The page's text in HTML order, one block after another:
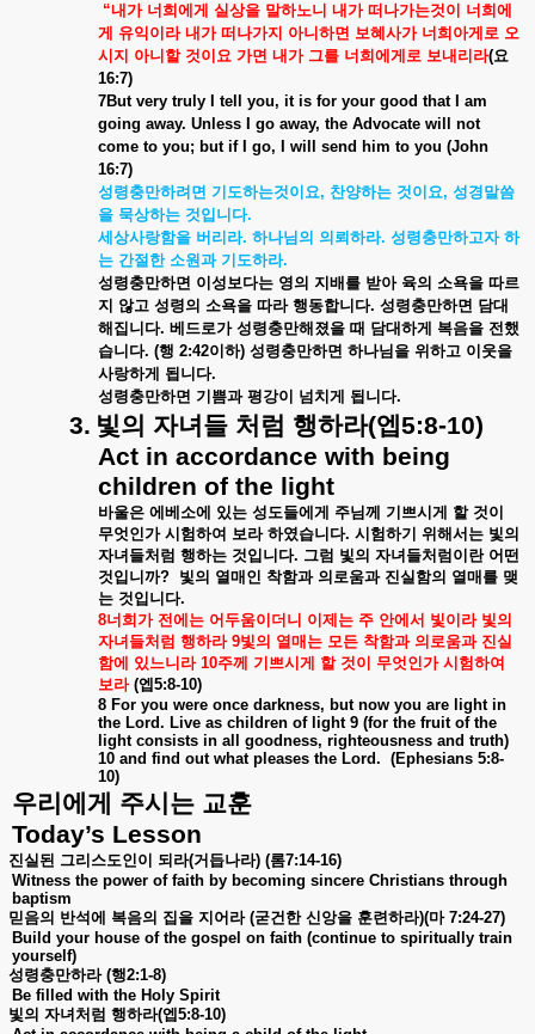
“내가 너희에게 실상을 말하노니 내가 떠나가는것이
너희에
게 유익이라 내가 떠나가지 아니하면 보혜사가 너희아게로 오
시지 아니할 것이요 가면 내가 그를 너희에게로 보내리라(요
16:7)
7But very truly I tell you, it is for your good that I am
going away. Unless I go away, the Advocate will not
come to you; but if I go, I will send him to you (John
16:7)
성령충만하려면 기도하는것이요, 찬양하는 것이요, 성경말씀
을 묵상하는 것입니다.
세상사랑함을 버리라. 하나님의 의뢰하라. 성령충만하고자 하
는 간절한 소원과 기도하라.
성령충만하면 이성보다는 영의 지배를 받아 육의 소욕을 따르
지 않고 성령의 소욕을 따라 행동합니다. 성령충만하면 담대
해집니다. 베드로가 성령충만해졌을 때 담대하게 복음을 전했
습니다. (행 2:42이하) 성령충만하면 하나님을 위하고 이웃을
사랑하게 됩니다.
성령충만하면 기쁨과 평강이 넘치게 됩니다.
3. 빛의 자녀들 처럼 행하라(엡5:8-10)
Act in accordance with being
children of the light
바울은 에베소에 있는 성도들에게 주님께 기쁘시게 할 것이
무엇인가 시험하여 보라 하였습니다. 시험하기 위해서는 빛의
자녀들처럼 행하는 것입니다. 그럼 빛의 자녀들처럼이란 어떤
것입니까? 빛의 열매인 착함과 의로움과 진실함의 열매를 맺
는 것입니다.
8너희가 전에는 어두움이더니 이제는 주 안에서 빛이라 빛의
자녀들처럼 행하라9빛의 열매는 모든 착함과 의로움과 진실
함에 있느니라10주께 기쁘시게 할 것이 무엇인가 시험하여
보라 (엡5:8-10)
8 For you were once darkness, but now you are light in
the Lord. Live as children of light 9 (for the fruit of the
light consists in all goodness, righteousness and truth)
10 and find out what pleases the Lord. (Ephesians 5:8-
10)
우리에게 주시는 교훈
Today’s Lesson
진실된 그리스도인이 되라(거듭나라) (롬7:14-16)
Witness the power of faith by becoming sincere Christians through
baptism
믿음의 반석에 복음의 집을 지어라 (굳건한 신앙을 훈련하라)(마 7:24-27)
Build your house of the gospel on faith (continue to spiritually train
yourself)
성령충만하라 (행2:1-8)
Be filled with the Holy Spirit
빛의 자녀처럼 행하라(엡5:8-10)